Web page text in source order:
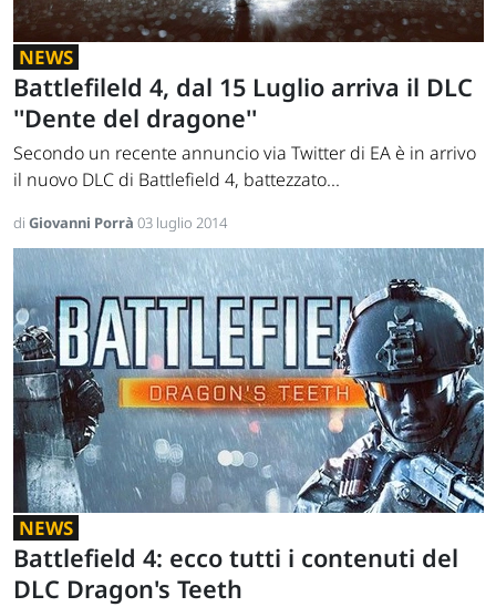
NEWS
Battlefileld 4, dal 15 Luglio arriva il DLC
''Dente del dragone''
Secondo un recente annuncio via Twitter di EA è in arrivo
il nuovo DLC di Battlefield 4, battezzato...
di Giovanni Porrà 03 luglio 2014
NEWS
Battlefield 4: ecco tutti i contenuti del
DLC Dragon's Teeth